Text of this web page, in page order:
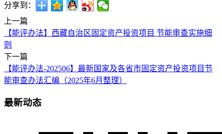
分享到：
上一篇
【能评办法】西藏自治区固定资产投资项目 节能审查实施细
则
下一篇
【能评办法-202506】最新国家及各省市固定资产投资项目节
能审查办法汇编（2025年6月整理）
最新动态